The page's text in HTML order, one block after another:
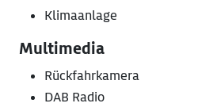
Klimaanlage
Multimedia
Rückfahrkamera
DAB Radio